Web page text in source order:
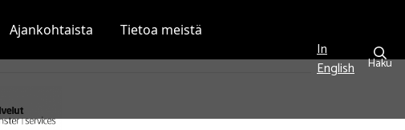
Ajankohtaista Tietoa meistä
In
English
Haku